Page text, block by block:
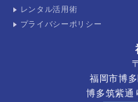
レンタル活用術
プライバシーポリシー
福岡市博
博多筑紫通